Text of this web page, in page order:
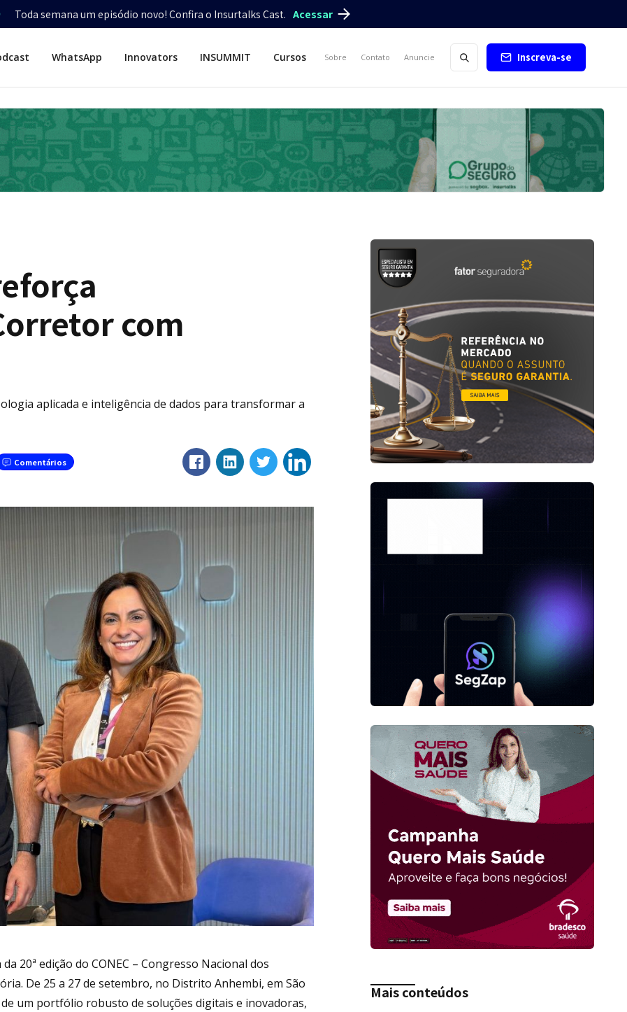
Toda semana um episódio novo! Confira o Insurtalks Cast. Acessar
WhatsApp Innovators INSUMMIT Cursos Sobre Contato Anuncie Inscreva-se
com
aplicada e inteligência de dados para transformar a
Comentários
20ª edição do CONEC – Congresso Nacional dos
De 25 a 27 de setembro, no Distrito Anhembi, em São
um portfólio robusto de soluções digitais e inovadoras,
Mais conteúdos